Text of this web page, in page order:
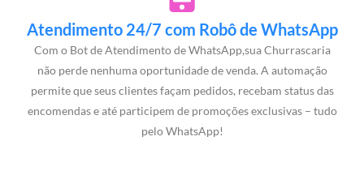
Atendimento 24/7 com Robô de WhatsApp
Com o Bot de Atendimento de WhatsApp,sua Churrascaria
não perde nenhuma oportunidade de venda. A automação
permite que seus clientes façam pedidos, recebam status das
encomendas e até participem de promoções exclusivas – tudo
pelo WhatsApp!